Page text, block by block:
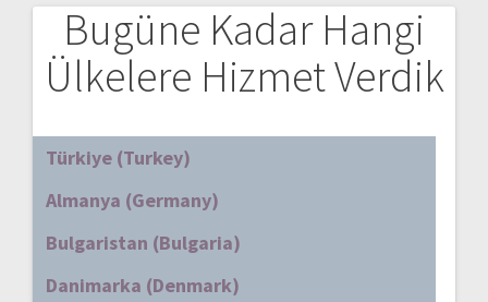
Bugüne Kadar Hangi
Ülkelere Hizmet Verdik
Türkiye (Turkey)
Almanya (Germany)
Bulgaristan (Bulgaria)
Danimarka (Denmark)